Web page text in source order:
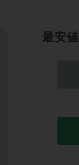
最安値